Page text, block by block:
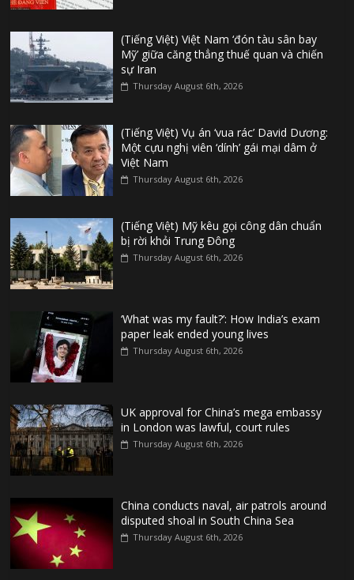
(Tiếng Việt) Việt Nam ‘đón tàu sân bay
Mỹ’ giữa căng thẳng thuế quan và chiến
sự Iran
Thursday August 6th, 2026
(Tiếng Việt) Vụ án ‘vua rác’ David Dương:
Một cựu nghị viên ‘dính’ gái mại dâm ở
Việt Nam
Thursday August 6th, 2026
(Tiếng Việt) Mỹ kêu gọi công dân chuẩn
bị rời khỏi Trung Đông
Thursday August 6th, 2026
‘What was my fault?’: How India’s exam
paper leak ended young lives
Thursday August 6th, 2026
UK approval for China’s mega embassy
in London was lawful, court rules
Thursday August 6th, 2026
China conducts naval, air patrols around
disputed shoal in South China Sea
Thursday August 6th, 2026